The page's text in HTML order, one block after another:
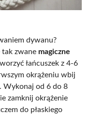
dywanu?
tak zwane magiczne
łańcuszek z 4-6
okrążeniu wbij
Wykonaj od 6 do 8
zamknij okrążenie
do płaskiego